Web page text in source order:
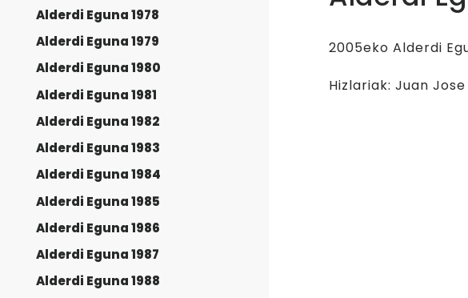
Alderdi Eguna 1978
Alderdi Eguna 1979
Alderdi Eguna 1980
Alderdi Eguna 1981
Alderdi Eguna 1982
Alderdi Eguna 1983
Alderdi Eguna 1984
Alderdi Eguna 1985
Alderdi Eguna 1986
Alderdi Eguna 1987
Alderdi Eguna 1988
2005eko Alderdi
Hizlariak: Juan